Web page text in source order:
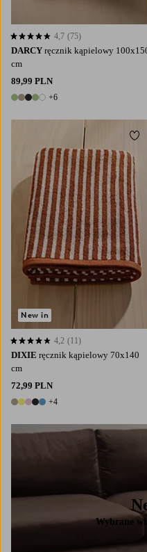
DARCY ręcznik kąpielowy
cm
89,99 PLN
11 kolory
+6
4,7 opierając się na 75 ocenach
4,7 (75)
DIXIE ręcznik kąpielowy 70x140
cm
72,99 PLN
9 kolory
+4
4,2 opierając się na 11 ocenach
4,2 (11)
New in
Wybrane